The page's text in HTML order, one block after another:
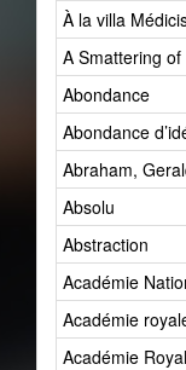
À la villa
A Smattering
Abondance
Abondance
Abraham,
Absolu
Abstraction
Académie
Académie
Académie